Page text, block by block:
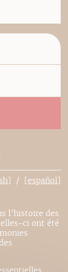
[español]
l’histoire des
ci ont été